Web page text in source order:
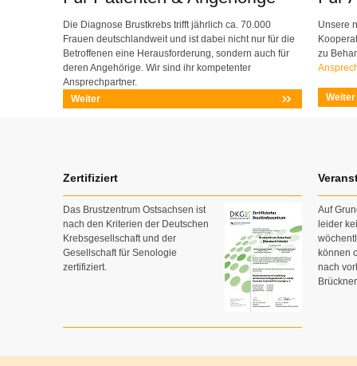
Die Diagnose Brustkrebs trifft jährlich ca. 70.000
Frauen deutschlandweit und ist dabei nicht nur für die
Betroffenen eine Herausforderung, sondern auch für
deren Angehörige. Wir sind ihr kompetenter
Ansprechpartner.
Weiter
Unsere
zu
Weiter
Zertifiziert
Das Brustzentrum Ostsachsen ist
nach den Kriterien der Deutschen
Krebsgesellschaft und der
Gesellschaft für Senologie
zertifiziert.
Auf
leider
können
nach